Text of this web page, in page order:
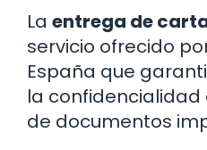
La entrega de
servicio ofrecido
España que
la
de documentos